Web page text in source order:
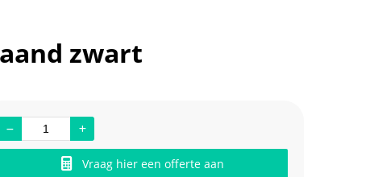
zwart
Vraag hier een offerte aan